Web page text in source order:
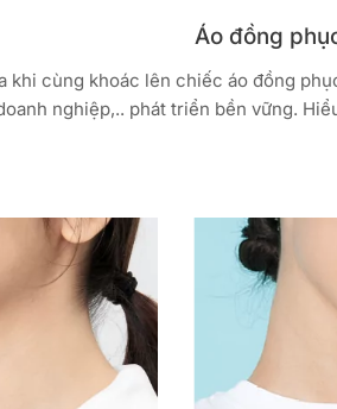
Áo đồng
khi cùng khoác lên chiếc áo đồng
nghiệp,.. phát triển bền vững.